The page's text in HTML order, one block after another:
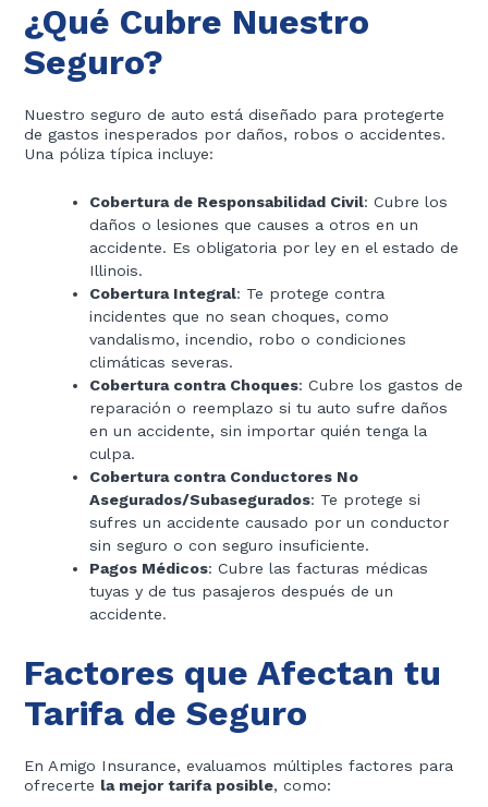
¿Qué Cubre Nuestro
Seguro?
Nuestro seguro de auto está diseñado para protegerte
de gastos inesperados por daños, robos o accidentes.
Una póliza típica incluye:
Cobertura de Responsabilidad Civil: Cubre los
daños o lesiones que causes a otros en un
accidente. Es obligatoria por ley en el estado de
Illinois.
Cobertura Integral: Te protege contra
incidentes que no sean choques, como
vandalismo, incendio, robo o condiciones
climáticas severas.
Cobertura contra Choques: Cubre los gastos de
reparación o reemplazo si tu auto sufre daños
en un accidente, sin importar quién tenga la
culpa.
Cobertura contra Conductores No
Asegurados/Subasegurados: Te protege si
sufres un accidente causado por un conductor
sin seguro o con seguro insuficiente.
Pagos Médicos: Cubre las facturas médicas
tuyas y de tus pasajeros después de un
accidente.
Factores que Afectan tu
Tarifa de Seguro
En Amigo Insurance, evaluamos múltiples factores para
ofrecerte la mejor tarifa posible, como: